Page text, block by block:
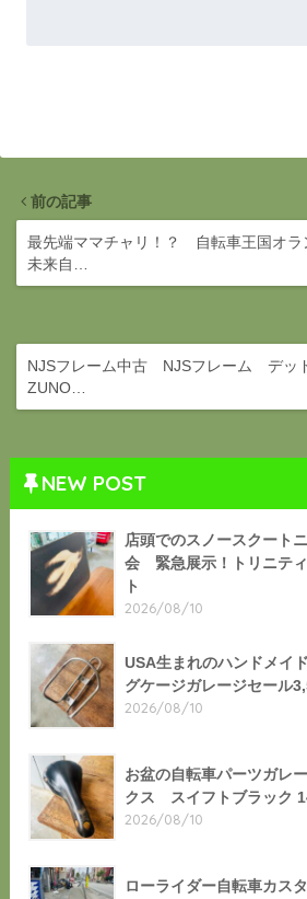
前の記事
最先端ママチャリ！？ 自転車王国オラ
未来自…
NJSフレーム中古 NJSフレーム デッ
ZUNO…
NEW POST
店頭でのスノースクート
会 緊急展示！トリニテ
ト
2026/08/10
USA生まれのハンドメイ
グケージガレージセール
2026/08/10
お盆の自転車パーツガレ
クス スイフトブラック
2026/08/10
ローライダー自転車カス